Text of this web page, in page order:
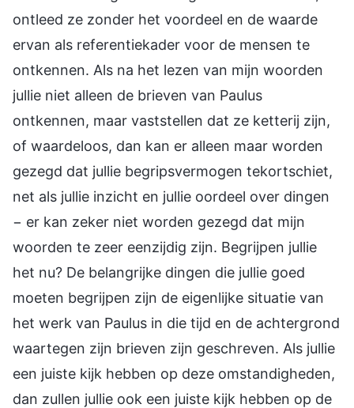
ontleed ze zonder het voordeel en de waarde
ervan als referentiekader voor de mensen te
ontkennen. Als na het lezen van mijn woorden
jullie niet alleen de brieven van Paulus
ontkennen, maar vaststellen dat ze ketterij zijn,
of waardeloos, dan kan er alleen maar worden
gezegd dat jullie begripsvermogen tekortschiet,
net als jullie inzicht en jullie oordeel over dingen
− er kan zeker niet worden gezegd dat mijn
woorden te zeer eenzijdig zijn. Begrijpen jullie
het nu? De belangrijke dingen die jullie goed
moeten begrijpen zijn de eigenlijke situatie van
het werk van Paulus in die tijd en de achtergrond
waartegen zijn brieven zijn geschreven. Als jullie
een juiste kijk hebben op deze omstandigheden,
dan zullen jullie ook een juiste kijk hebben op de